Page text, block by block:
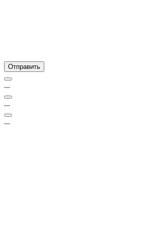
...
...
...